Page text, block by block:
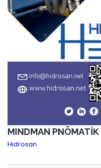
MINDMAN
Hidrosan